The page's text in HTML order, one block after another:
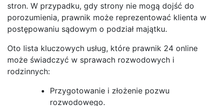
stron. W przypadku, gdy strony nie mogą dojść do
porozumienia, prawnik może reprezentować klienta w
postępowaniu sądowym o podział majątku.
Oto lista kluczowych usług, które prawnik 24 online
może świadczyć w sprawach rozwodowych i
rodzinnych:
Przygotowanie i złożenie pozwu
rozwodowego.